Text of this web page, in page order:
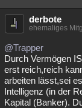
derbote
ehemaliges
@Trapper
Durch Vermögen
erst reich,reich
arbeiten lässt,sei
Intelligenz (in der
Kapital (Banker).